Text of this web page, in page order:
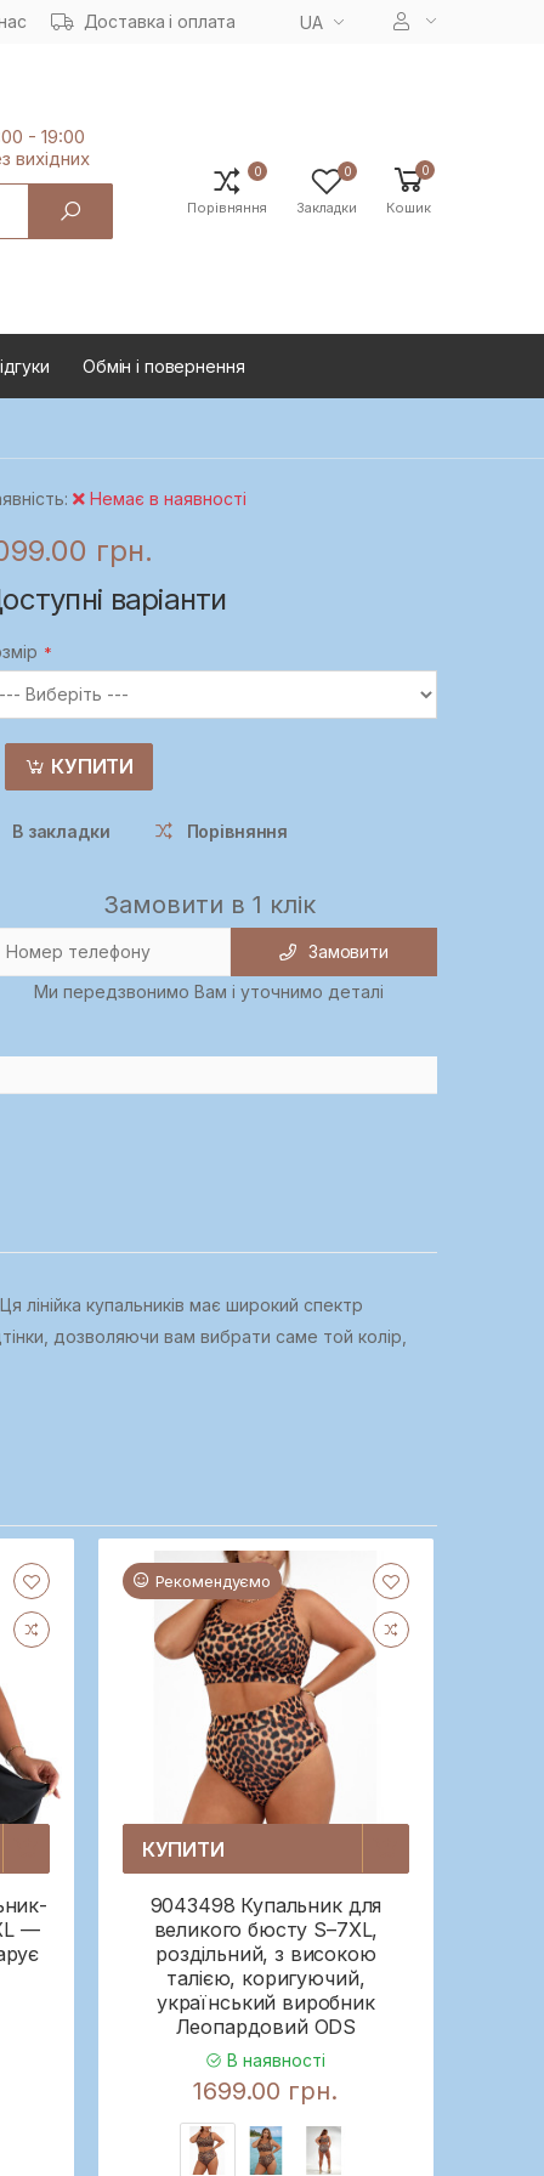
Доставка і оплата UA
- 19:00
вихiдних
0
Порівняння
0
Закладки
0
Кошик
Oбмін і повернення
Немає в наявності
грн.
варіанти
КУПИТИ
В закладки Порівняння
Замовити в 1 клік
Замовити
Ми передзвонимо Вам і уточнимо деталі
лінійка купальників має широкий спектр
дозволяючи вам вибрати саме той колір,
—
Рекомендуємо
КУПИТИ
9043498 Купальник для
великого бюсту S–7XL,
роздільний, з високою
талією, коригуючий,
український виробник
Леопардовий ODS
В наявності
1699.00 грн.